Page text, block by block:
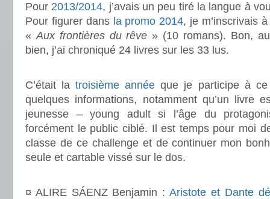
Pour 2013/2014, j’avais un peu tiré la langue à
Pour figurer dans la promo 2014, je m’inscrivais
«Aux frontières du rêve » (10 romans). Bon,
bien, j’ai chroniqué 24 livres sur les 33 lus.
C’était latroisième année que je participe à ce
quelques informations, notamment qu’un livre
jeunesse – young adult si l’âge du
forcément le public ciblé. Il est temps pour moi
classe de ce challenge et de continuer mon
seule et cartable vissé sur le dos.
¤ ALIRE SÁENZ Benjamin :Aristote et Dante